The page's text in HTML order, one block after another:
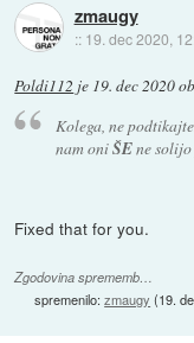
zmaugy
:: 19. dec 2020,
Poldi112 je 19. dec 2020
Kolega, ne
nam oniŠEne solijo
Fixed that for you.
Zgodovina sprememb…
spremenilo:zmaugy (19.